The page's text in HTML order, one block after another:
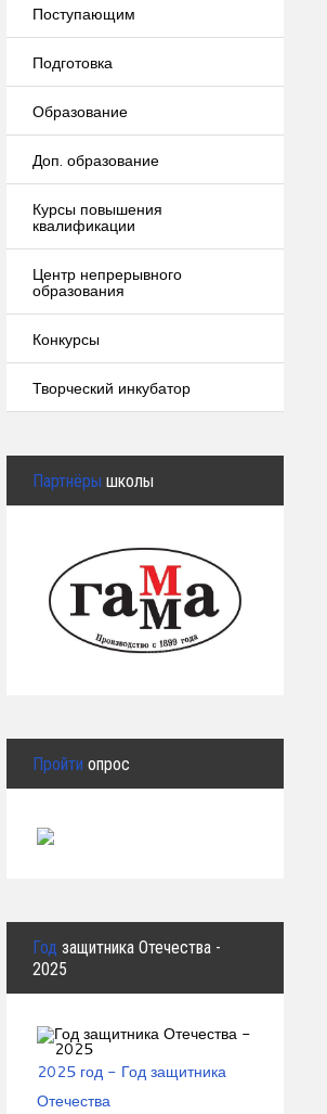
Поступающим
Подготовка
Образование
Доп. образование
Курсы повышения
квалификации
Центр непрерывного
образования
Конкурсы
Творческий инкубатор
Партнёры школы
Пройти опрос
Год защитника Отечества -
2025
2025 год - Год защитника
Отечества